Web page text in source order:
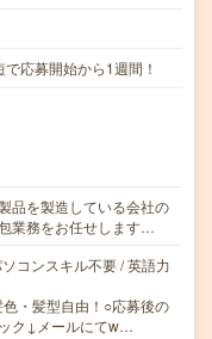
応募開始から1週間！
品を製造している会社の
業務をお任せします…
コンスキル不要 / 英語力
・髪型自由！○応募後の
ク↓メールにてw…